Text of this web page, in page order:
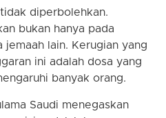
diperbolehkan.
bukan hanya pada
lain. Kerugian yang
ini adalah dosa yang
banyak orang.
Saudi menegaskan